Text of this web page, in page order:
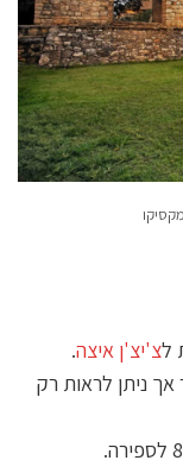
צ'יצ'ן איצה.
על פני כ-12 קמ"ר אך ניתן לראות רק